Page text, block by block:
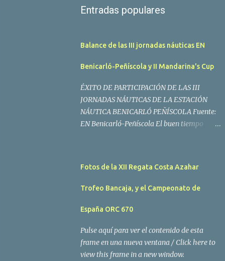
Entradas populares
Balance de las III jornadas náuticas EN
Benicarló-Peñíscola y II Mandarina's Cup
ÉXITO DE PARTICIPACIÓN DE LAS III
JORNADAS NÁUTICAS DE LA ESTACIÓN
NÁUTICA BENICARLÓ PEÑÍSCOLA Fuente:
EN Benicarló-Peñíscola El buen tiempo
de la II Regata Mandarina's Cup que tuvo
lugar este fin de semana en aguas de
jornadas de navegación, la embarcación
Villes fue la merecida vencedora de la
prueba, en la que tomaron parte un total de
15 participantes. En la Clase A la primera
Fotos de la XII Regata Costa Azahar
Trofeo Bancaja, y el Campeonato de
España ORC 670
Pulse aquí para ver el contenido de esta
frame en una nueva ventana / Click here to
view this frame in a new window.